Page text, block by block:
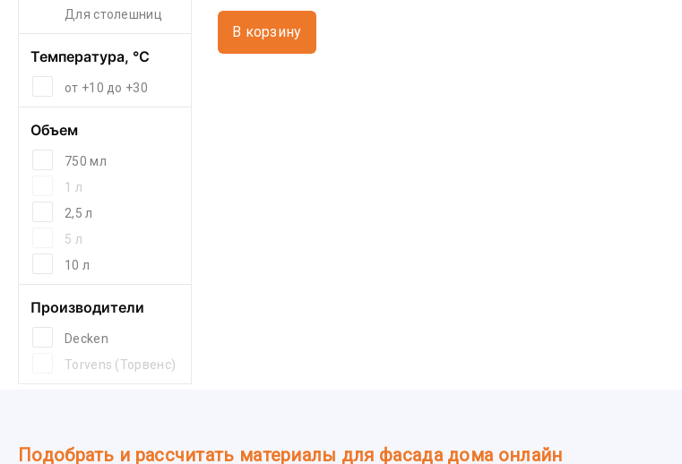
Для столешниц
Температура, °С
от +10 до +30
Объем
750 мл
1 л
2,5 л
5 л
10 л
Производители
Decken
Torvens (Торвенс)
В корзину
Подобрать и рассчитать материалы для фасада дома онлайн